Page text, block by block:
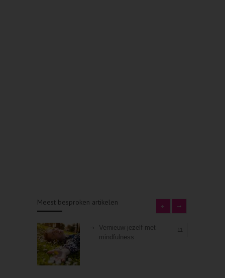
Meest besproken artikelen
Vernieuw jezelf met
mindfulness